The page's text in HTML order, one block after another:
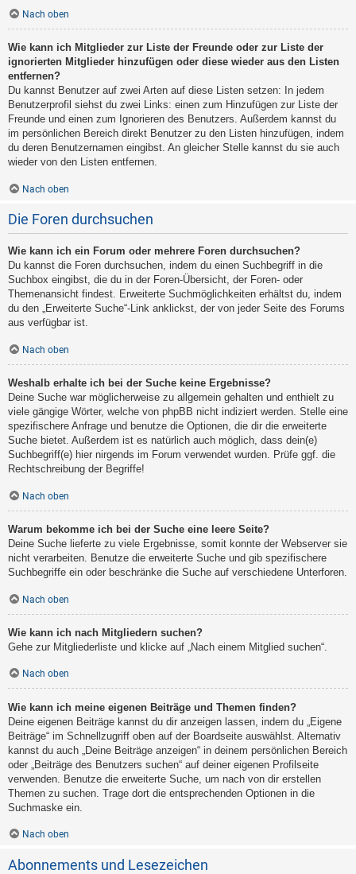
Nach oben
Wie kann ich Mitglieder zur Liste der Freunde oder zur Liste der
ignorierten Mitglieder hinzufügen oder diese wieder aus den Listen
entfernen?
Du kannst Benutzer auf zwei Arten auf diese Listen setzen: In jedem
Benutzerprofil siehst du zwei Links: einen zum Hinzufügen zur Liste der
Freunde und einen zum Ignorieren des Benutzers. Außerdem kannst du
im persönlichen Bereich direkt Benutzer zu den Listen hinzufügen, indem
du deren Benutzernamen eingibst. An gleicher Stelle kannst du sie auch
wieder von den Listen entfernen.
Nach oben
Die Foren durchsuchen
Wie kann ich ein Forum oder mehrere Foren durchsuchen?
Du kannst die Foren durchsuchen, indem du einen Suchbegriff in die
Suchbox eingibst, die du in der Foren-Übersicht, der Foren- oder
Themenansicht findest. Erweiterte Suchmöglichkeiten erhältst du, indem
du den „Erweiterte Suche“-Link anklickst, der von jeder Seite des Forums
aus verfügbar ist.
Nach oben
Weshalb erhalte ich bei der Suche keine Ergebnisse?
Deine Suche war möglicherweise zu allgemein gehalten und enthielt zu
viele gängige Wörter, welche von phpBB nicht indiziert werden. Stelle eine
spezifischere Anfrage und benutze die Optionen, die dir die erweiterte
Suche bietet. Außerdem ist es natürlich auch möglich, dass dein(e)
Suchbegriff(e) hier nirgends im Forum verwendet wurden. Prüfe ggf. die
Rechtschreibung der Begriffe!
Nach oben
Warum bekomme ich bei der Suche eine leere Seite?
Deine Suche lieferte zu viele Ergebnisse, somit konnte der Webserver sie
nicht verarbeiten. Benutze die erweiterte Suche und gib spezifischere
Suchbegriffe ein oder beschränke die Suche auf verschiedene Unterforen.
Nach oben
Wie kann ich nach Mitgliedern suchen?
Gehe zur Mitgliederliste und klicke auf „Nach einem Mitglied suchen“.
Nach oben
Wie kann ich meine eigenen Beiträge und Themen finden?
Deine eigenen Beiträge kannst du dir anzeigen lassen, indem du „Eigene
Beiträge“ im Schnellzugriff oben auf der Boardseite auswählst. Alternativ
kannst du auch „Deine Beiträge anzeigen“ in deinem persönlichen Bereich
oder „Beiträge des Benutzers suchen“ auf deiner eigenen Profilseite
verwenden. Benutze die erweiterte Suche, um nach von dir erstellen
Themen zu suchen. Trage dort die entsprechenden Optionen in die
Suchmaske ein.
Nach oben
Abonnements und Lesezeichen